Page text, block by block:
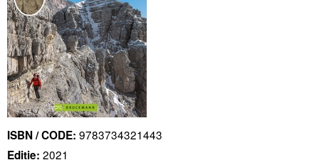
ISBN / CODE: 9783734321443
Editie: 2021